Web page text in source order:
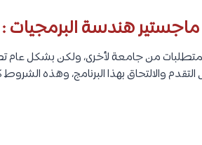
هندسة البرمجيات :
من جامعة لأخرى، ولكن بشكل
والالتحاق بهذا البرنامج، وهذه الشروط